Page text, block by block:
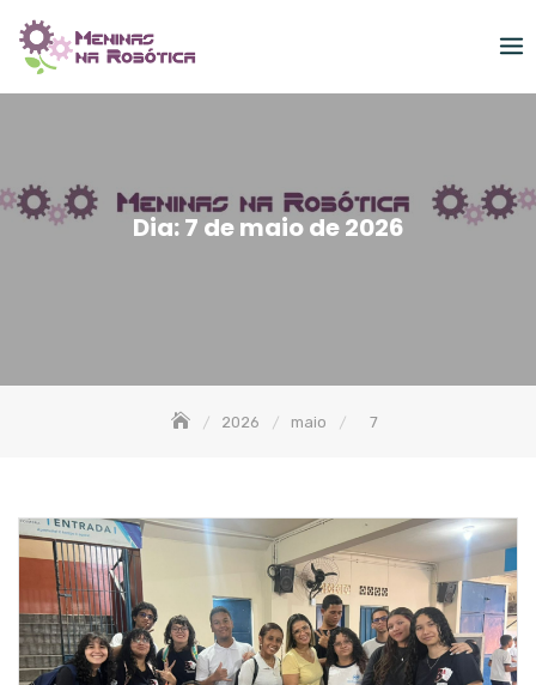
content
Dia:7 de maio de 2026
2026 maio 7